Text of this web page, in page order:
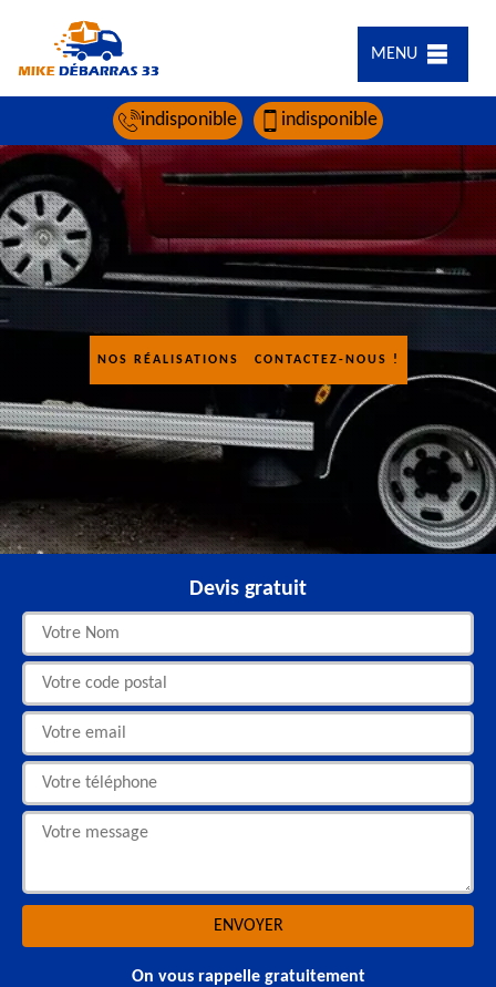
MENU
indisponible indisponible
NOS RÉALISATIONS CONTACTEZ-NOUS !
Devis gratuit
On vous rappelle gratuitement